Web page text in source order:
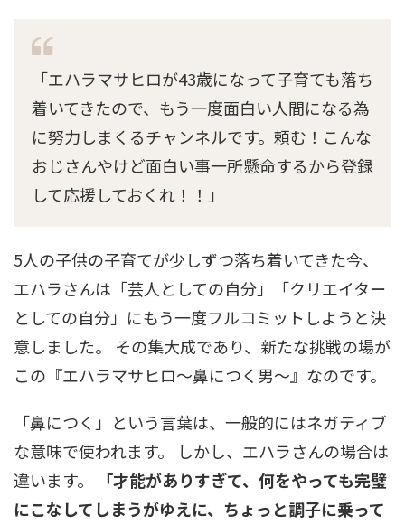
「エハラマサヒロが43歳になって子育ても落ち
着いてきたので、もう一度面白い人間になる為
に努力しまくるチャンネルです。頼む！こんな
おじさんやけど面白い事一所懸命するから登録
して応援しておくれ！！」
5人の子供の子育てが少しずつ落ち着いてきた今、
エハラさんは「芸人としての自分」「クリエイター
としての自分」にもう一度フルコミットしようと決
意しました。 その集大成であり、新たな挑戦の場が
この『エハラマサヒロ〜鼻につく男〜』なのです。
「鼻につく」という言葉は、一般的にはネガティブ
な意味で使われます。 しかし、エハラさんの場合は
違います。
「才能がありすぎて、何をやっても完璧
にこなしてしまうがゆえに、ちょっと調子に乗って